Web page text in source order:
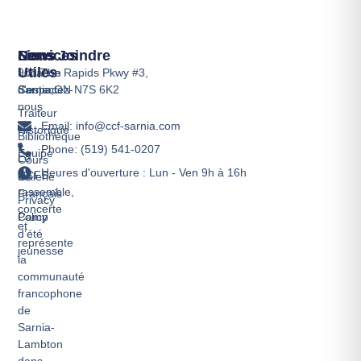
Le
CCFS
rassemble,
concerte
et
représente
la
communauté
francophone
de
Sarnia-
Lambton
Services
Location
d'espace
Traiteur
Bibliothèque
Cours
de
Français
Camp
d’été
jeunesse
Liens
Utiles
Contactez-
nous
Historique
Équipe
Galerie
Privacy
Policy
Nous Joindre
901 The Rapids Pkwy #3,
Sarnia,ON N7S 6K2
Email: info@ccf-sarnia.com
Phone: (519) 541-0207
Heures d'ouverture : Lun - Ven 9h à 16h